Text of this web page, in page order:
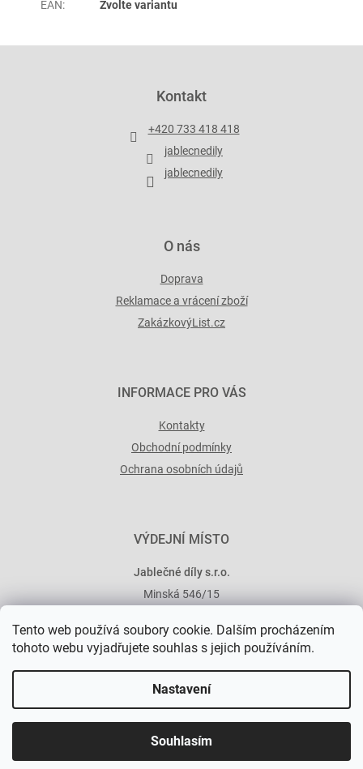
Tento web používá soubory cookie. Dalším procházením
tohoto webu vyjadřujete souhlas s jejich používáním.
Nastavení
Souhlasím
EAN: Zvolte variantu
Kontakt
+420 733 418 418
jablecnedily
jablecnedily
O nás
Doprava
Reklamace a vrácení zboží
ZakázkovýList.cz
INFORMACE PRO VÁS
Kontakty
Obchodní podmínky
Ochrana osobních údajů
VÝDEJNÍ MÍSTO
Jablečné díly s.r.o.
Minská 546/15
Vytvořil Shoptet Premium
Jablečné díly. Všechna práva vyhrazena.